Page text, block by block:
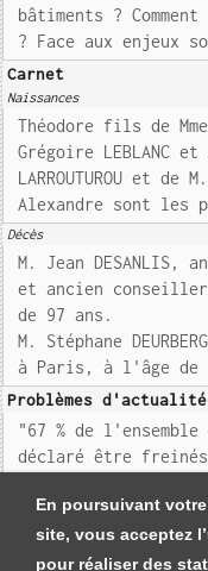
En poursuivant
site, vous acceptez
pour réaliser des
bâtiments ?
? Face aux enjeux
Carnet
Naissances
Théodore fils de
Grégoire LEBLANC
LARROUTUROU et de
Alexandre sont les
Décès
M. Jean DESANLIS,
et ancien
de 97 ans.
M. Stéphane
à Paris, à l'âge de
Problèmes d'actualité
"67 % de
déclaré être freinés